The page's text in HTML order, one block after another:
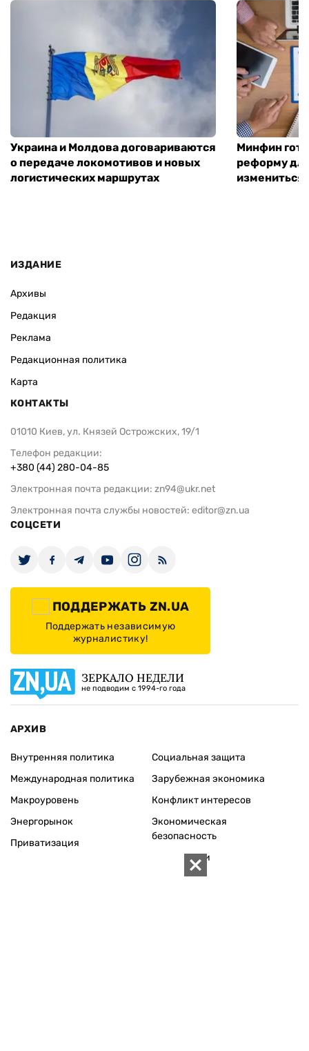
Украина и Молдова договариваются
о передаче локомотивов и новых
логистических маршрутах
Минфин
реформу
измениться
ИЗДАНИЕ
Архивы
Редакция
Реклама
Редакционная политика
Карта
КОНТАКТЫ
01010 Киев, ул. Князей Острожских, 19/1
Телефон редакции:
+380 (44) 280-04-85
Электронная почта редакции: zn94@ukr.net
Электронная почта службы новостей: editor@zn.ua
СОЦСЕТИ
ПОДДЕРЖАТЬ ZN.UA
Поддержать независимую
журналистику!
ЗЕРКАЛО НЕДЕЛИ
не подводим с 1994-го года
АРХИВ
Внутренняя политика
Международная политика
Макроуровень
Энергорынок
Приватизация
Социальная защита
Зарубежная экономика
Конфликт интересов
Экономическая
безопасность
Персоналии